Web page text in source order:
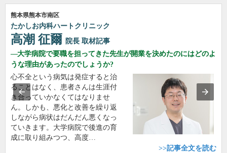
熊本県熊本市南区
たかしお内科ハートクリニック
高潮 征爾 院長 取材記事
大学病院で要職を担ってきた先生が開業を決めたのにはどのよ
うな理由があったのでしょうか?
心不全という病気は発症すると治
ることはなく、患者さんは生涯付
き合っていかなくてはなりませ
ん。しかも、悪化と改善を繰り返
しながら病状はだんだん悪くなっ
ていきます。大学病院で後進の育
成に取り組みつつ、高度…
>>記事全文を読む